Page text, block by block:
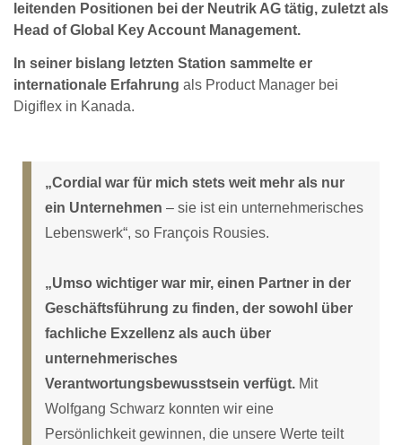
leitenden Positionen bei der Neutrik AG tätig, zuletzt als
Head of Global Key Account Management.
In seiner bislang letzten Station sammelte er
internationale Erfahrung als Product Manager bei
Digiflex in Kanada.
„Cordial war für mich stets weit mehr als nur
ein Unternehmen – sie ist ein unternehmerisches
Lebenswerk“, so François Rousies.
„Umso wichtiger war mir, einen Partner in der
Geschäftsführung zu finden, der sowohl über
fachliche Exzellenz als auch über
unternehmerisches
Verantwortungsbewusstsein verfügt. Mit
Wolfgang Schwarz konnten wir eine
Persönlichkeit gewinnen, die unsere Werte teilt